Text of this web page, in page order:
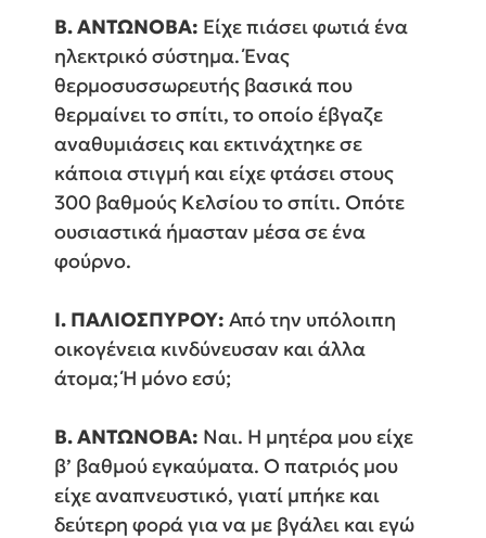
Β. ΑΝΤΩΝΟΒΑ: Είχε πιάσει φωτιά ένα
ηλεκτρικό σύστημα. Ένας
θερμοσυσσωρευτής βασικά που
θερμαίνει το σπίτι, το οποίο έβγαζε
αναθυμιάσεις και εκτινάχτηκε σε
κάποια στιγμή και είχε φτάσει στους
300 βαθμούς Κελσίου το σπίτι. Οπότε
ουσιαστικά ήμασταν μέσα σε ένα
φούρνο.
Ι. ΠΑΛΙΟΣΠΥΡΟΥ: Από την υπόλοιπη
οικογένεια κινδύνευσαν και άλλα
άτομα; Ή μόνο εσύ;
Β. ΑΝΤΩΝΟΒΑ: Ναι. Η μητέρα μου είχε
β’ βαθμού εγκαύματα. Ο πατριός μου
είχε αναπνευστικό, γιατί μπήκε και
δεύτερη φορά για να με βγάλει και εγώ